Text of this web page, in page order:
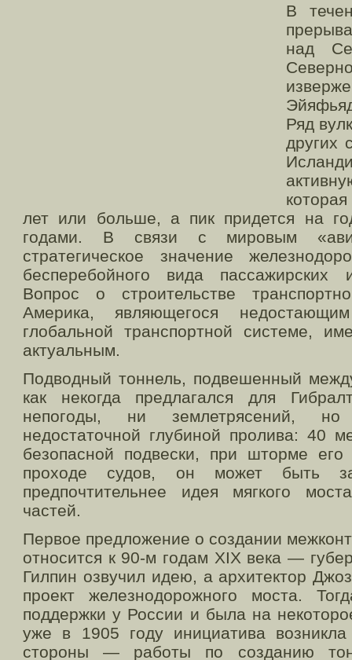
В
над
Ряд
других
лет или больше, а пик придется на
годами. В связи с мировым
стратегическое значение
бесперебойного вида пассажирских
Вопрос о строительстве
Америка, являющегося
глобальной транспортной системе,
актуальным.
Подводный тоннель, подвешенный
как некогда предлагался для
непогоды, ни землетрясений, но
недостаточной глубиной пролива: 40
безопасной подвески, при шторме
проходе судов, он может быть
предпочтительнее идея мягкого
частей.
Первое предложение о создании
относится к 90-м годам XIX века —
Гилпин озвучил идею, а архитектор
проект железнодорожного моста.
поддержки у России и была на
уже в 1905 году инициатива
стороны — работы по созданию